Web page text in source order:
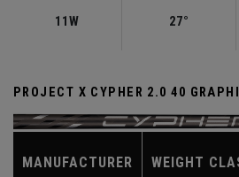
11W 27°
PROJECT X CYPHER 2.0 40
MANUFACTURER WEIGHT